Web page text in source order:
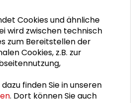
– Digitale
Schneider
Raumfahrt-Pionierinnen
aus
Cookies und ähnliche
wird zwischen technisch
zum Bereitstellen der
Cookies, z.B. zur
finden Sie in unseren
. Dort können Sie auch